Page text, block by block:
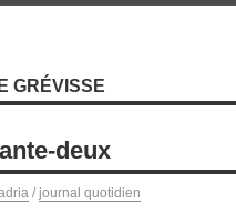
GRÉVISSE
deux
/ journal quotidien